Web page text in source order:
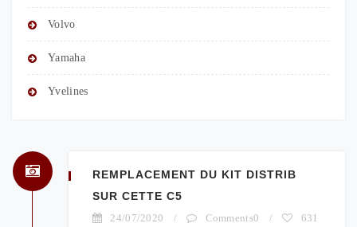
Volvo
Yamaha
Yvelines
REMPLACEMENT DU KIT DISTRIB
SUR CETTE C5
24/07/2020 / Comments0 /
631